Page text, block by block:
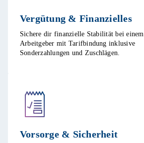
Vergütung & Finanzielles​
Sichere dir finanzielle Stabilität bei einem
Arbeitgeber mit Tarifbindung inklusive
Sonderzahlungen und Zuschlägen.​
Vorsorge & Sicherheit​